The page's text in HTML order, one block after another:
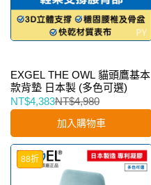
EXGEL THE OWL 貓頭鷹基本
款背墊 日本製 (多色可選)
NT$4,383NT$4,980
加入購物車
88折